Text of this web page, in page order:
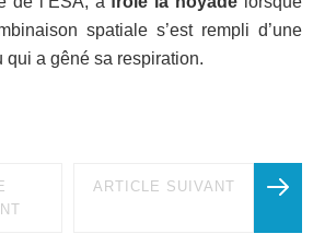
spatiale s’est rempli d’une
qui a gêné sa respiration.
ARTICLE SUIVANT